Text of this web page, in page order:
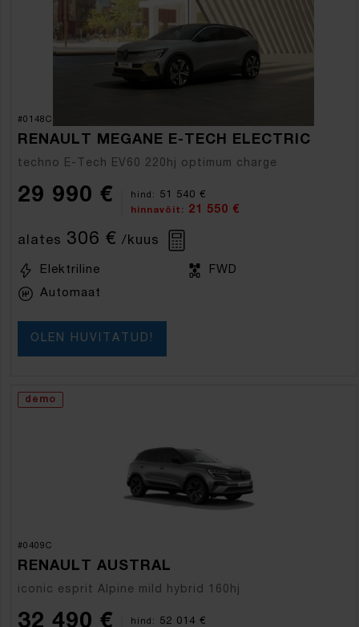
#0148C
RENAULT MEGANE E-TECH ELECTRIC
techno E-Tech EV60 220hj optimum charge
29 990 € hind: 51 540 €
hinnavõit: 21 550 €
alates 306 € /kuus
Elektriline
FWD
Automaat
OLEN HUVITATUD!
demo
#0409C
RENAULT AUSTRAL
iconic esprit Alpine mild hybrid 160hj
hind: 52 014 €